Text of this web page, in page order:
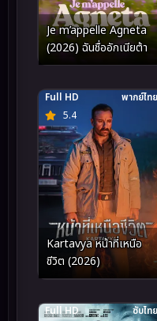
Je m’appelle Agneta
(2026) ฉันชื่ออักเนียต้า
5.4
Full HD พากย์ไทย
Kartavya หน้าที่เหนือ
ชีวิต (2026)
Full HD ซับไทย